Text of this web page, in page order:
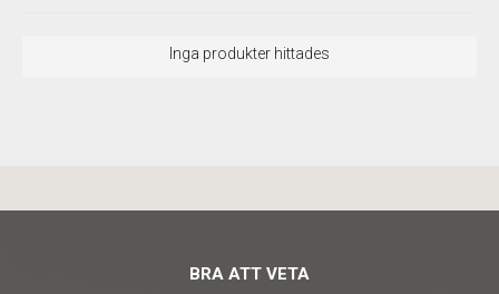
Inga produkter hittades
BRA ATT VETA